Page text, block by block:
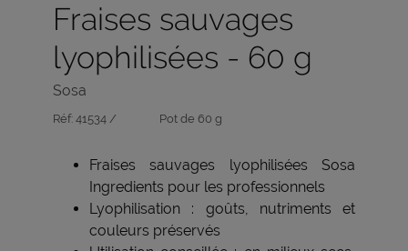
Fraises sauvages
lyophilisées - 60 g
Sosa
Réf: 41534 / Pot de 60 g
Fraises sauvages lyophilisées Sosa
Ingredients pour les professionnels
Lyophilisation : goûts, nutriments et
couleurs préservés